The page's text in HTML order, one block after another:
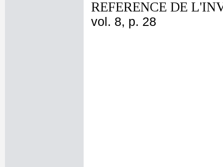
REFERENCE DE
vol. 8, p. 28